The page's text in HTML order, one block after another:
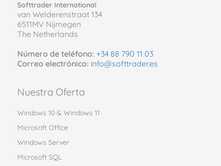
Softtrader International
van Welderenstraat 134
6511MV Nijmegen
The Netherlands
Número de teléfono: +34 88 790 11 03
Correo electrónico: info@softtrader.es
Nuestra Oferta
Windows 10 & Windows 11
Microsoft Office
Windows Server
Microsoft SQL